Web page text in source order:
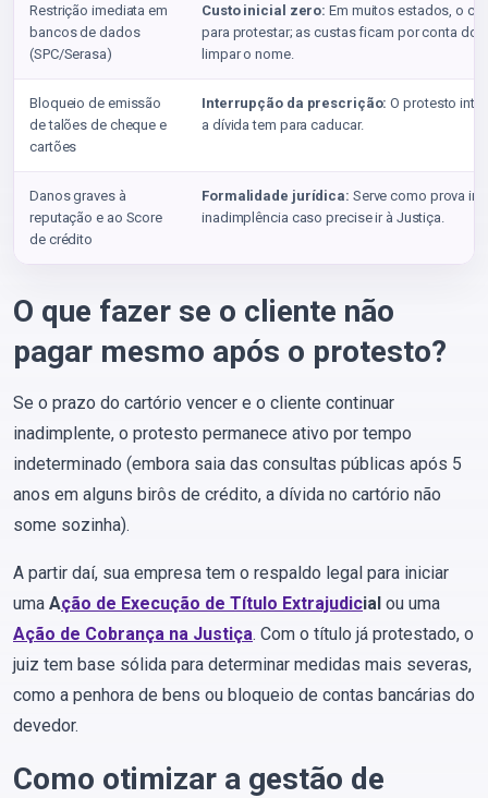
Restrição imediata em
bancos de dados
(SPC/Serasa)
Custo inicial zero: Em muitos estados, o
para protestar; as custas ficam por conta do
limpar o nome.
Bloqueio de emissão
de talões de cheque e
cartões
Interrupção da prescrição: O protesto
a dívida tem para caducar.
Danos graves à
reputação e ao Score
de crédito
Formalidade jurídica: Serve como prova
inadimplência caso precise ir à Justiça.
O que fazer se o cliente não
pagar mesmo após o protesto?
Se o prazo do cartório vencer e o cliente continuar
inadimplente, o protesto permanece ativo por tempo
indeterminado (embora saia das consultas públicas após 5
anos em alguns birôs de crédito, a dívida no cartório não
some sozinha).
A partir daí, sua empresa tem o respaldo legal para iniciar
uma Ação de Execução de Título Extrajudicial ou uma
Ação de Cobrança na Justiça. Com o título já protestado, o
juiz tem base sólida para determinar medidas mais severas,
como a penhora de bens ou bloqueio de contas bancárias do
devedor.
Como otimizar a gestão de